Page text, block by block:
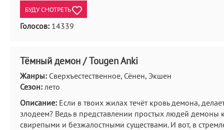
БУДУ СМОТРЕТЬ
Голосов: 14339
Тёмный демон / Tougen Anki
Жанры: Сверхъестественное, Сёнен, Экшен
Сезон: лето
Описание: Если в твоих жилах течёт кровь демона,
злодеем? Ведь в представлении простых людей демоны
свирепыми и безжалостными существами. И вот, в